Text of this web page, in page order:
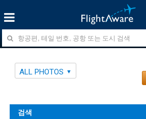
ALL PHOTOS
검색